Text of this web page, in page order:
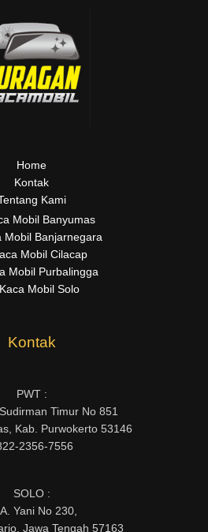
Home
Kontak
Kami
Mobil Banyumas
Mobil Banjarnegara
Mobil Cilacap
Mobil Purbalingga
Kaca Mobil Solo
Kontak
PWT :
Timur No 851
Kab. Purwokerto 53146
2356-7556
SOLO :
Yani No 230,
Jawa Tengah 57163